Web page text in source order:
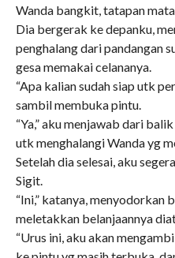
Wanda bangkit, tatapan
Dia bergerak ke depanku,
penghalang dari pandangan
gesa memakai celananya.
“Apa kalian sudah siap utk
sambil membuka pintu.
“Ya,” aku menjawab dari
utk menghalangi Wanda yg
Setelah dia selesai, aku
Sigit.
“Ini,” katanya, menyodorkan
meletakkan belanjaannya
“Urus ini, aku akan